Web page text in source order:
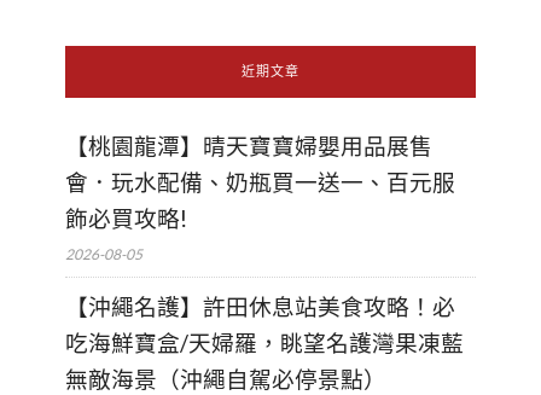
近期文章
【桃園龍潭】晴天寶寶婦嬰用品展售
會．玩水配備、奶瓶買一送一、百元服
飾必買攻略!
2026-08-05
【沖繩名護】許田休息站美食攻略！必
吃海鮮寶盒/天婦羅，眺望名護灣果凍藍
無敵海景（沖繩自駕必停景點）